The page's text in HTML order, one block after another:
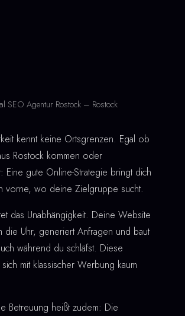
SEO Agentur Rostock – Rostock
kennt keine Ortsgrenzen. Egal ob
Rostock kommen oder
Eine gute Online-Strategie bringt dich
vorne, wo deine Zielgruppe sucht.
das Unabhängigkeit. Deine Website
die Uhr, generiert Anfragen und baut
während du schläfst. Diese
mit klassischer Werbung kaum
Betreuung heißt zudem: Die